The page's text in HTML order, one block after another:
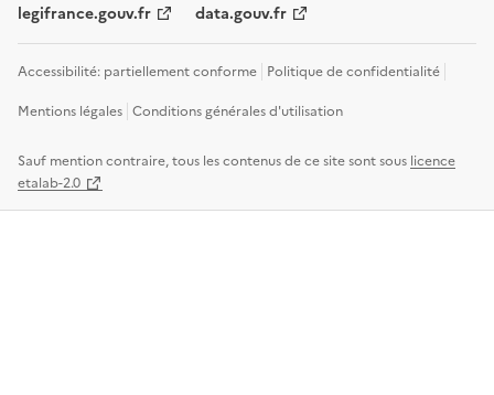
legifrance.gouv.fr data.gouv.fr
Accessibilité: partiellement conforme Politique de confidentialité
Mentions légales Conditions générales d'utilisation
Sauf mention contraire, tous les contenus de ce site sont sous licence
etalab-2.0